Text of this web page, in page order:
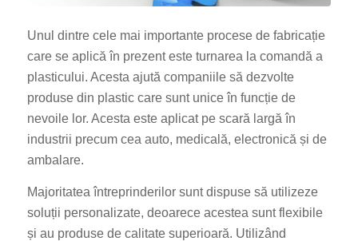
Unul dintre cele mai importante procese de fabricație
care se aplică în prezent este turnarea la comandă a
plasticului. Acesta ajută companiile să dezvolte
produse din plastic care sunt unice în funcție de
nevoile lor. Acesta este aplicat pe scară largă în
industrii precum cea auto, medicală, electronică și de
ambalare.
Majoritatea întreprinderilor sunt dispuse să utilizeze
soluții personalizate, deoarece acestea sunt flexibile
și au produse de calitate superioară. Utilizând